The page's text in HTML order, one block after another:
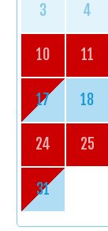
3 4
10 11
17 18
24 25
31